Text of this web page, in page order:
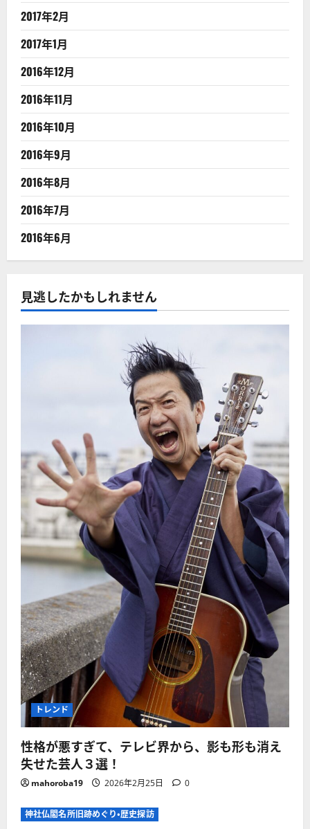
2017年2月
2017年1月
2016年12月
2016年11月
2016年10月
2016年9月
2016年8月
2016年7月
2016年6月
見逃したかもしれません
トレンド
性格が悪すぎて、テレビ界から、影も形も消え
失せた芸人３選！
mahoroba19 2026年2月25日 0
神社仏閣名所旧跡めぐり・歴史探訪